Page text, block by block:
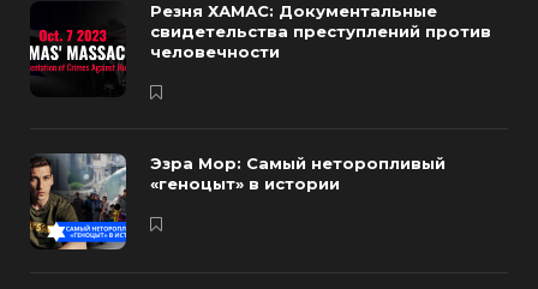
Резня ХАМАС: Документальные
свидетельства преступлений против
человечности
Эзра Мор: Самый неторопливый
«геноцыт» в истории